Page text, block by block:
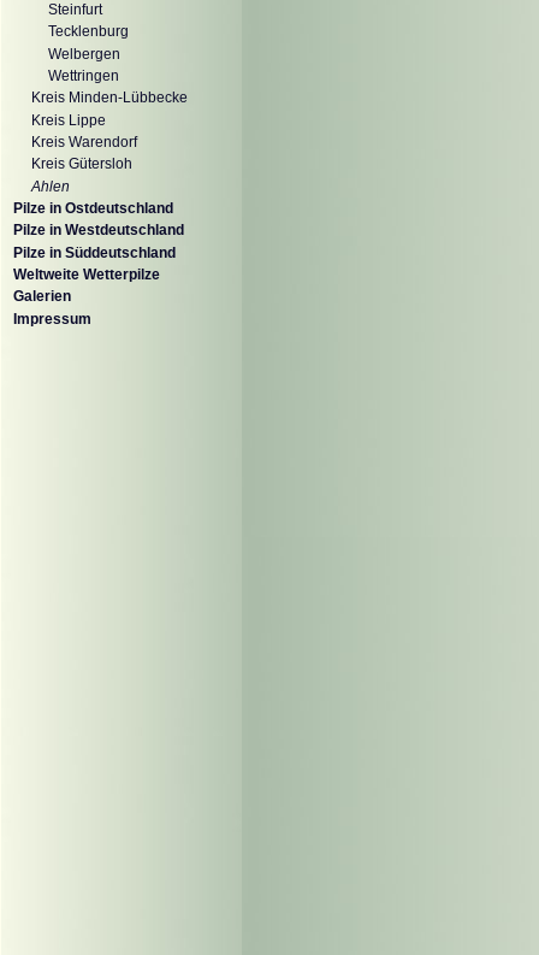
Steinfurt
Tecklenburg
Welbergen
Wettringen
Kreis Minden-Lübbecke
Kreis Lippe
Kreis Warendorf
Kreis Gütersloh
Ahlen
Pilze in Ostdeutschland
Pilze in Westdeutschland
Pilze in Süddeutschland
Weltweite Wetterpilze
Galerien
Impressum